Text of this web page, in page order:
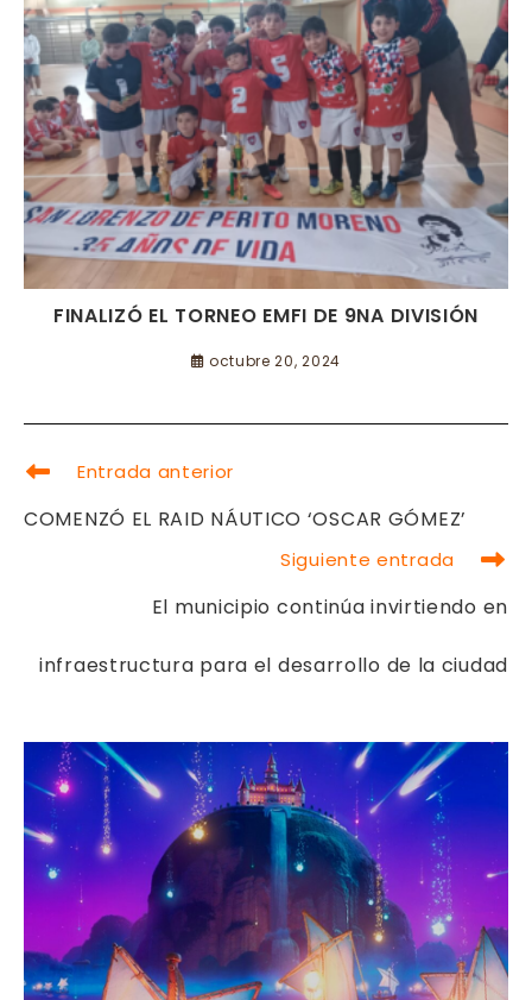
FINALIZÓ EL TORNEO EMFI DE 9NA DIVISIÓN
octubre 20, 2024
LEER
ARTÍCULOS
Entrada anterior
COMENZÓ EL RAID NÁUTICO ‘OSCAR GÓMEZ’
Siguiente entrada
El municipio continúa invirtiendo en
infraestructura para el desarrollo de la ciudad